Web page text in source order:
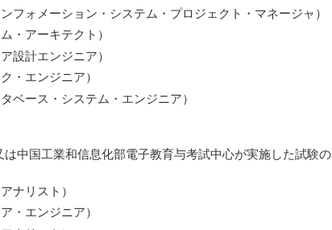
フォメーション・システム・プロジェクト・マネージャ）
・アーキテクト）
設計エンジニア）
・エンジニア）
ベース・システム・エンジニア）
中国工業和信息化部電子教育与考試中心が実施した試験の
ナリスト）
・エンジニア）